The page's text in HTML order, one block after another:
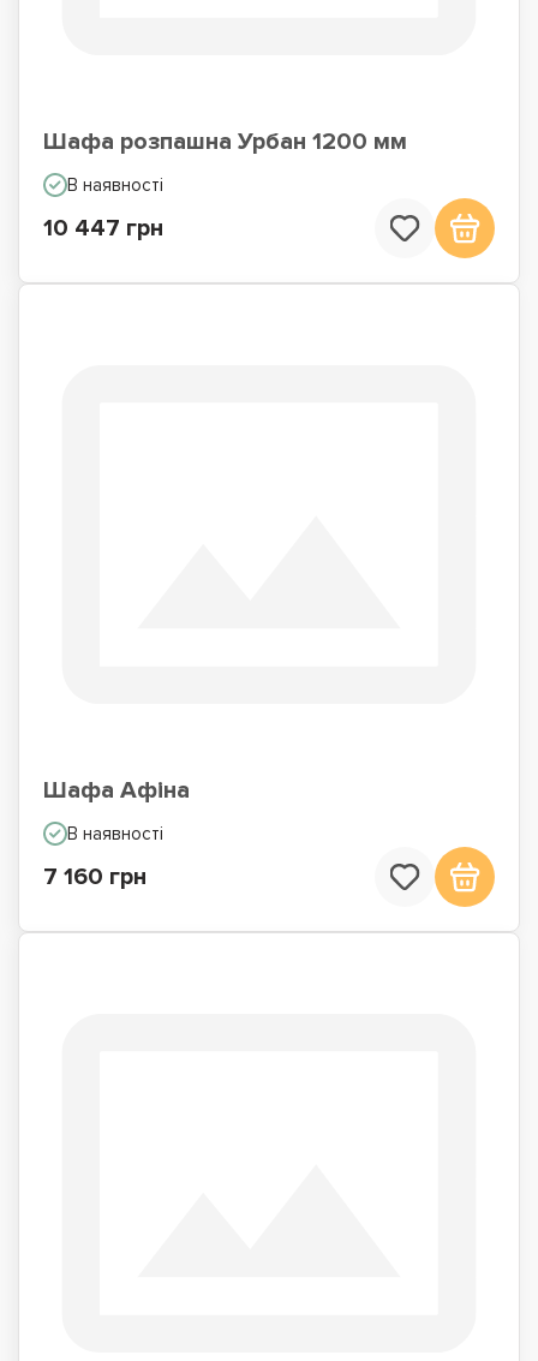
Шафа розпашна Урбан 1200 мм
В наявності
10 447 грн
Шафа Афіна
В наявності
7 160 грн